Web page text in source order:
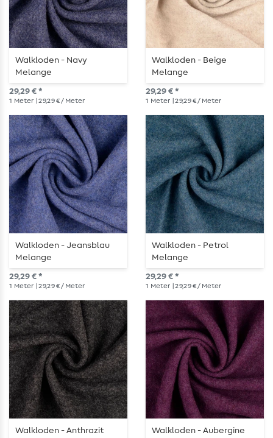
Walkloden - Navy
Melange
29,29 € *
1 Meter | 29,29 € / Meter
Walkloden - Beige
Melange
29,29 € *
1 Meter | 29,29 € / Meter
Walkloden - Jeansblau
Melange
29,29 € *
1 Meter | 29,29 € / Meter
Walkloden - Petrol
Melange
29,29 € *
1 Meter | 29,29 € / Meter
Walkloden - Anthrazit
Walkloden - Aubergine